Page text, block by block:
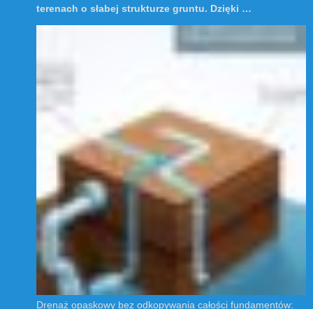
terenach o słabej strukturze gruntu. Dzięki …
Drenaż opaskowy bez odkopywania całości fundamentów: